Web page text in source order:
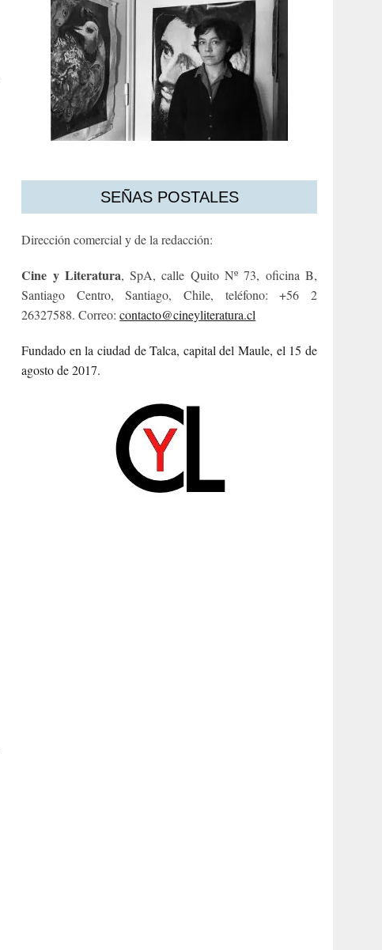
SEÑAS POSTALES
Dirección comercial y de la redacción:
Cine y Literatura, SpA, calle Quito Nº 73, oficina B,
Santiago Centro, Santiago, Chile, teléfono: +56 2
26327588. Correo:contacto@cineyliteratura.cl
Fundado en la ciudad de Talca, capital del Maule, el 15 de
agosto de 2017.